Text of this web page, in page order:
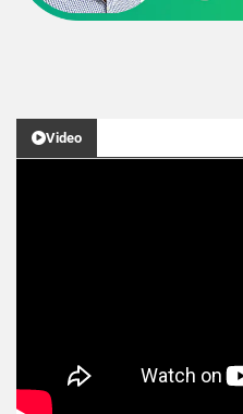
Video